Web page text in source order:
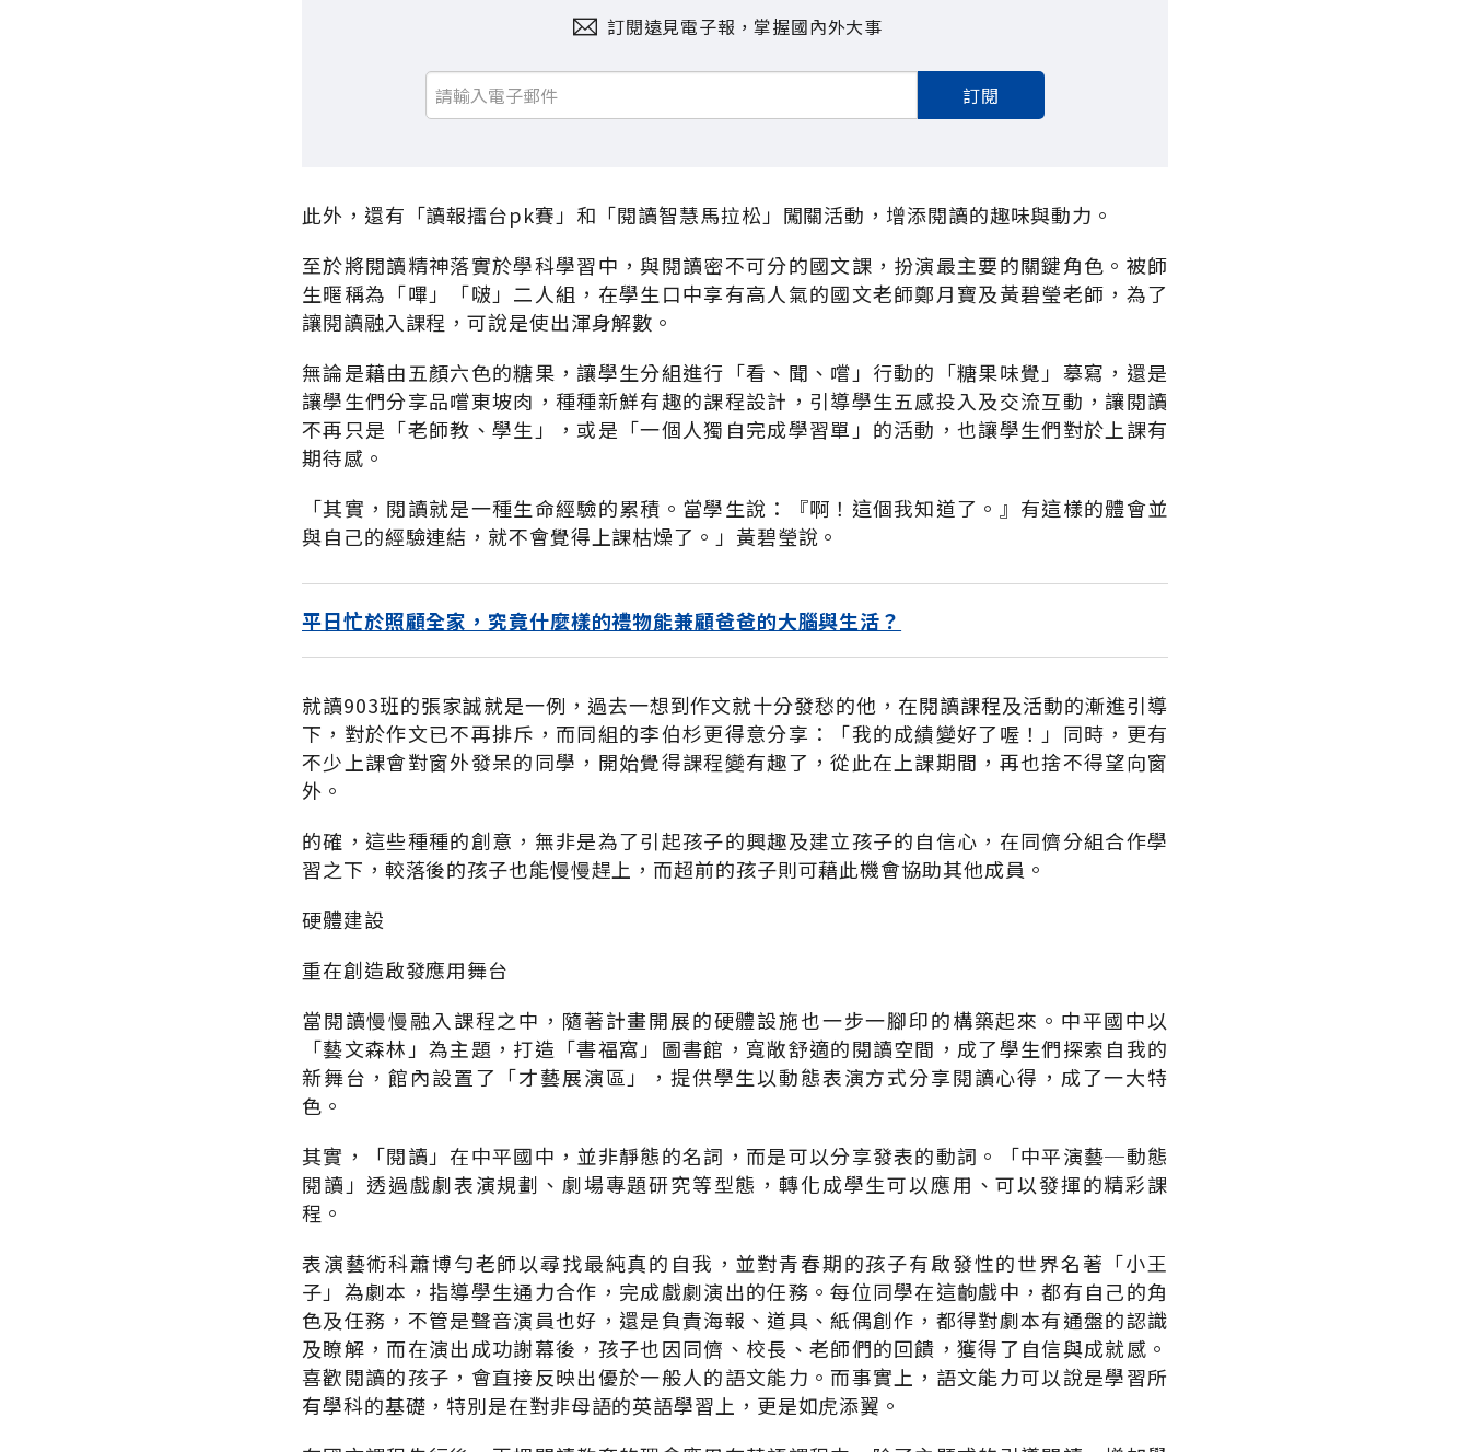
訂閱遠見電子報，掌握國內外大事
訂閱
此外，還有「讀報擂台pk賽」和「閱讀智慧馬拉松」闖關活動，增添閱讀的趣味與動力。
至於將閱讀精神落實於學科學習中，與閱讀密不可分的國文課，扮演最主要的關鍵角色。被師
生暱稱為「嗶」「啵」二人組，在學生口中享有高人氣的國文老師鄭月寶及黃碧瑩老師，為了
讓閱讀融入課程，可說是使出渾身解數。
無論是藉由五顏六色的糖果，讓學生分組進行「看、聞、嚐」行動的「糖果味覺」摹寫，還是
讓學生們分享品嚐東坡肉，種種新鮮有趣的課程設計，引導學生五感投入及交流互動，讓閱讀
不再只是「老師教、學生」，或是「一個人獨自完成學習單」的活動，也讓學生們對於上課有
期待感。
「其實，閱讀就是一種生命經驗的累積。當學生說：『啊！這個我知道了。』有這樣的體會並
與自己的經驗連結，就不會覺得上課枯燥了。」黃碧瑩說。
平日忙於照顧全家，究竟什麼樣的禮物能兼顧爸爸的大腦與生活？
就讀903班的張家誠就是一例，過去一想到作文就十分發愁的他，在閱讀課程及活動的漸進引導
下，對於作文已不再排斥，而同組的李伯杉更得意分享：「我的成績變好了喔！」同時，更有
不少上課會對窗外發呆的同學，開始覺得課程變有趣了，從此在上課期間，再也捨不得望向窗
外。
的確，這些種種的創意，無非是為了引起孩子的興趣及建立孩子的自信心，在同儕分組合作學
習之下，較落後的孩子也能慢慢趕上，而超前的孩子則可藉此機會協助其他成員。
硬體建設
重在創造啟發應用舞台
當閱讀慢慢融入課程之中，隨著計畫開展的硬體設施也一步一腳印的構築起來。中平國中以
「藝文森林」為主題，打造「書福窩」圖書館，寬敞舒適的閱讀空間，成了學生們探索自我的
新舞台，館內設置了「才藝展演區」，提供學生以動態表演方式分享閱讀心得，成了一大特
色。
其實，「閱讀」在中平國中，並非靜態的名詞，而是可以分享發表的動詞。「中平演藝─動態
閱讀」透過戲劇表演規劃、劇場專題研究等型態，轉化成學生可以應用、可以發揮的精彩課
程。
表演藝術科蕭博勻老師以尋找最純真的自我，並對青春期的孩子有啟發性的世界名著「小王
子」為劇本，指導學生通力合作，完成戲劇演出的任務。每位同學在這齣戲中，都有自己的角
色及任務，不管是聲音演員也好，還是負責海報、道具、紙偶創作，都得對劇本有通盤的認識
及瞭解，而在演出成功謝幕後，孩子也因同儕、校長、老師們的回饋，獲得了自信與成就感。
喜歡閱讀的孩子，會直接反映出優於一般人的語文能力。而事實上，語文能力可以說是學習所
有學科的基礎，特別是在對非母語的英語學習上，更是如虎添翼。